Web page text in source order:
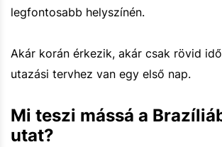
legfontosabb helyszínén.
Akár korán érkezik, akár csak rövid
utazási tervhez van egy első nap.
Mi teszi mássá a
utat?